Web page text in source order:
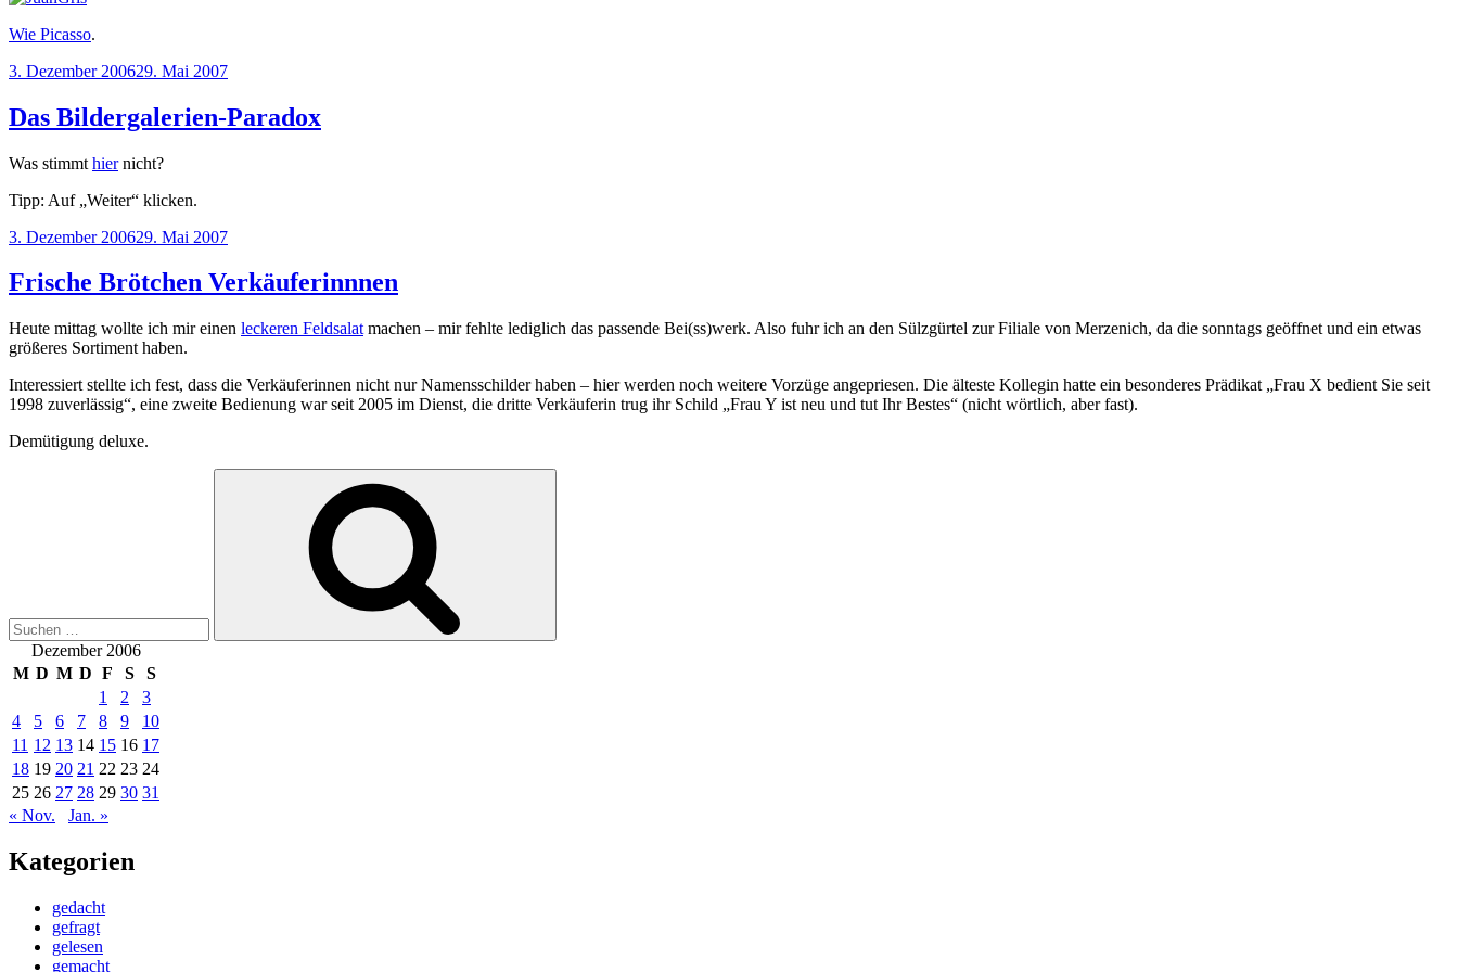
Wie Picasso.
Veröffentlicht
3. Dezember 200629. Mai 2007
Das Bildergalerien-Paradox
Was stimmt hiernicht?
Tipp: Auf „Weiter“ klicken.
Veröffentlicht
3. Dezember 200629. Mai 2007
Frische Brötchen Verkäuferinnnen
Heute mittag wollte ich mir einen leckeren Feldsalat machen – mir fehlte lediglich das passende Bei(ss)werk. Also fuhr ich an den Sülzgürtel zur Filiale von Merzenich, da die sonntags geöffnet und ein etwas
größeres Sortiment haben.
Interessiert stellte ich fest, dass die Verkäuferinnen nicht nur Namensschilder haben – hier werden noch weitere Vorzüge angepriesen. Die älteste Kollegin hatte ein besonderes Prädikat „Frau X bedient Sie seit
1998 zuverlässig“, eine zweite Bedienung war seit 2005 im Dienst, die dritte Verkäuferin trug ihr Schild „Frau Y ist neu und tut Ihr Bestes“ (nicht wörtlich, aber fast).
Demütigung deluxe.
Dezember 2006
M D M D F S
S
1
2
3
4
5 6 7 8 9
10
11 12 13 14 15 16 17
18 19 20 21 22 23 24
25 26 27 28 29 30 31
« Nov.
Jan. »
Kategorien
gedacht
gefragt
gelesen
gemacht